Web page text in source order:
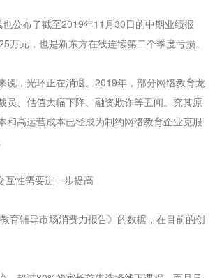
公布了截至2019年11月30日的中期业绩报
万元，也是新东方在线连续第二个季度亏损。
说，光环正在消退。2019年，部分网络教育龙
员、估值大幅下降、融资欺诈等丑闻。究其原
和高运营成本已经成为制约网络教育企业克服
互性需要进一步提高
育辅导市场消费力报告》的数据，在目前的创